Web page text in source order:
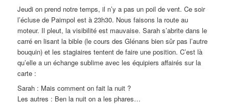
Jeudi on prend notre temps, il n’y a pas un poil de vent. Ce soir
l’écluse de Paimpol est à 23h30. Nous faisons la route au
moteur. Il pleut, la visibilité est mauvaise. Sarah s’abrite dans le
carré en lisant la bible (le cours des Glénans bien sûr pas l’autre
bouquin) et les stagiaires tentent de faire une position. C’est là
qu’elle a un échange sublime avec les équipiers affairés sur la
carte :
Sarah : Mais comment on fait la nuit ?
Les autres : Ben la nuit on a les phares…